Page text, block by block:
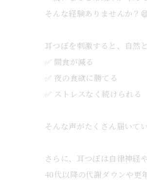
そんな経験ありませんか？
耳つぼを刺激すると、自然
✅ 間食が減る
✅ 夜の食欲に勝てる
✅ ストレスなく続けられる
そんな声がたくさん届いて
さらに、耳つぼは自律神経
40代以降の代謝ダウンや更